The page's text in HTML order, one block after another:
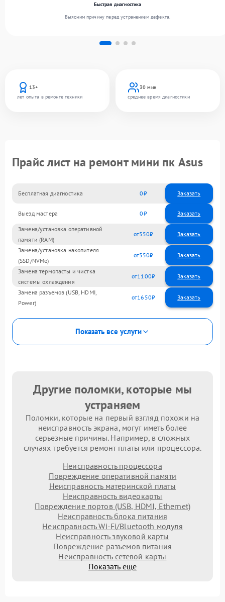
13+
лет опыта в ремонте техники
30 мин
среднее время диагностики
Быстрая диагностика
Выясним причину перед устранением дефекта.
Прайс лист на ремонт мини пк Asus
Бесплатная диагностика 0 Заказать
Выезд мастера 0 Заказать
Замена/установка оперативной
памяти (RAM)
550
Замена/установка накопителя
(SSD/NVMe)
550
Замена термопасты и чистка
системы охлаждения
1100
Замена разъемов (USB, HDMI,
Power)
1650
Показать все услуги
Другие поломки, которые мы
устраняем
Поломки, которые на первый взгляд похожи на
неисправность экрана, могут иметь более
серьезные причины. Например, в сложных
случаях требуется ремонт платы или процессора.
Неисправность процессора
Повреждение оперативной памяти
Неисправность материнской платы
Неисправность видеокарты
Повреждение портов (USB, HDMI, Ethernet)
Неисправность блока питания
Неисправность Wi-Fi/Bluetooth модуля
Неисправность звуковой карты
Повреждение разъемов питания
Неисправность сетевой карты
Показать еще